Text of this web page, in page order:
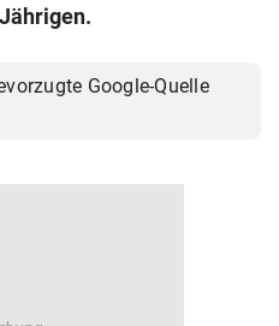
Google-Quelle